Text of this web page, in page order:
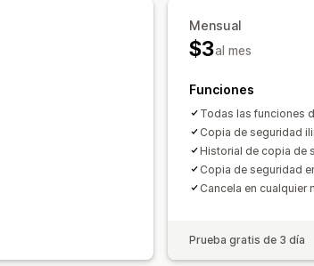
Mensual
$3al mes
Funciones
Todas las funciones
Copia de seguridad
Historial de copia de
Copia de seguridad
Cancela en cualquier
Prueba gratis de 3 día